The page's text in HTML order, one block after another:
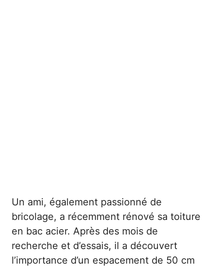
Un ami, également passionné de
bricolage, a récemment rénové sa toiture
en bac acier. Après des mois de
recherche et d’essais, il a découvert
l’importance d’un espacement de 50 cm